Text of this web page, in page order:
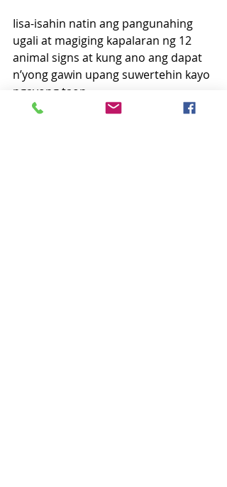
Iisa-isahin natin ang pangunahing
ugali at magiging kapalaran ng 12
animal signs at kung ano ang dapat
n’yong gawin upang suwertehin kayo
ngayong taon.